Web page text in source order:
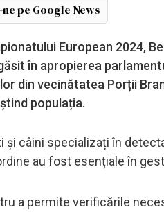
pe Google News
European 2024,
în apropierea
din vecinătatea Porții
populația.
câini specializați în
au fost esențiale în
a permite verificările